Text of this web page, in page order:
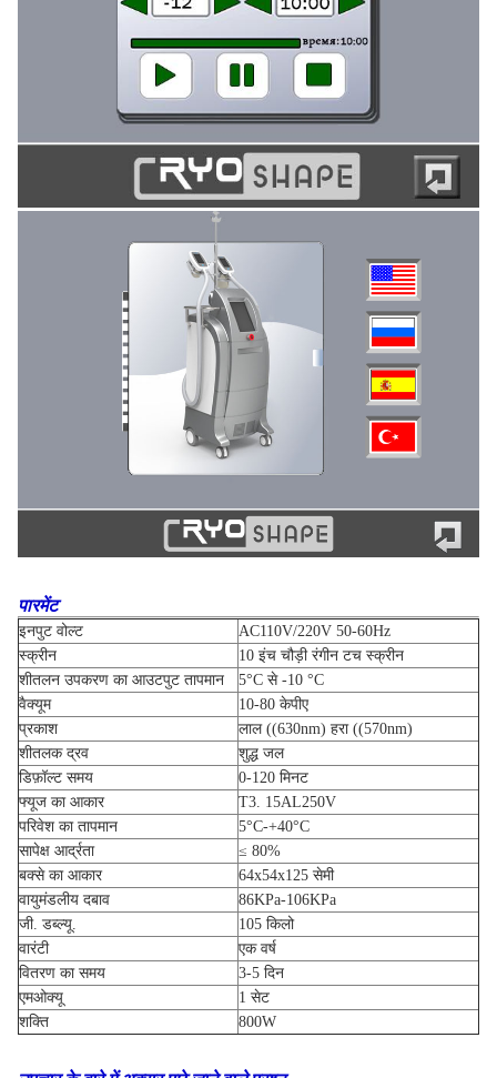
पारमेंट
इनपुट वोल्ट
AC110V/220V 50-60Hz
स्क्रीन
10 इंच चौड़ी रंगीन टच स्क्रीन
शीतलन उपकरण का आउटपुट तापमान
5°C से -10 °C
वैक्यूम
10-80 केपीए
प्रकाश
लाल ((630nm) हरा ((570nm)
शीतलक द्रव
शुद्ध जल
डिफ़ॉल्ट समय
0-120 मिनट
फ्यूज का आकार
T3. 15AL250V
परिवेश का तापमान
5°C-+40°C
सापेक्ष आर्द्रता
≤ 80%
बक्से का आकार
64x54x125 सेमी
वायुमंडलीय दबाव
86KPa-106KPa
जी. डब्ल्यू.
105 किलो
वारंटी
एक वर्ष
वितरण का समय
3-5 दिन
एमओक्यू
1 सेट
शक्ति
800W